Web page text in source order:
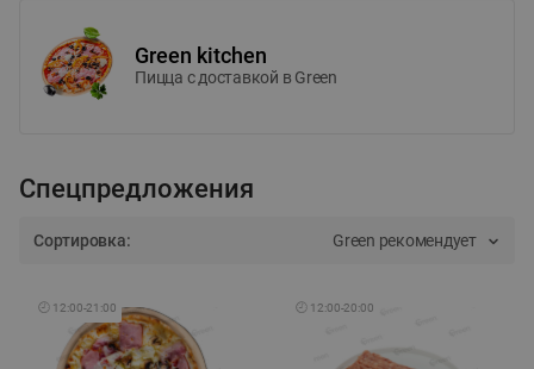
Green kitchen
Пицца c доставкой в Green
Спецпредложения
Сортировка: Green рекомендует
🕘 12:00-21:00 🕘 12:00-20:00